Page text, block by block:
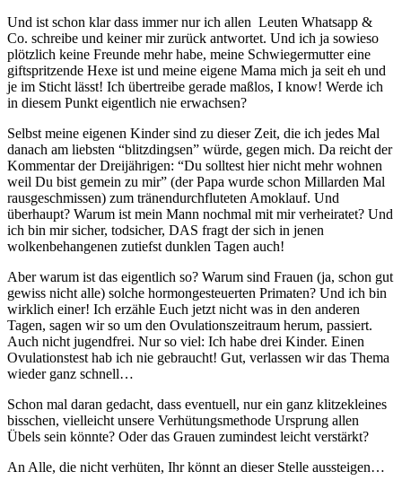
Und ist schon klar dass immer nur ich allen Leuten Whatsapp &
Co. schreibe und keiner mir zurück antwortet. Und ich ja sowieso
plötzlich keine Freunde mehr habe, meine Schwiegermutter eine
giftspritzende Hexe ist und meine eigene Mama mich ja seit eh und
je im Sticht lässt! Ich übertreibe gerade maßlos, I know! Werde ich
in diesem Punkt eigentlich nie erwachsen?
Selbst meine eigenen Kinder sind zu dieser Zeit, die ich jedes Mal
danach am liebsten “blitzdingsen” würde, gegen mich. Da reicht der
Kommentar der Dreijährigen: “Du solltest hier nicht mehr wohnen
weil Du bist gemein zu mir” (der Papa wurde schon Millarden Mal
rausgeschmissen) zum tränendurchfluteten Amoklauf. Und
überhaupt? Warum ist mein Mann nochmal mit mir verheiratet? Und
ich bin mir sicher, todsicher, DAS fragt der sich in jenen
wolkenbehangenen zutiefst dunklen Tagen auch!
Aber warum ist das eigentlich so? Warum sind Frauen (ja, schon gut
gewiss nicht alle) solche hormongesteuerten Primaten? Und ich bin
wirklich einer! Ich erzähle Euch jetzt nicht was in den anderen
Tagen, sagen wir so um den Ovulationszeitraum herum, passiert.
Auch nicht jugendfrei. Nur so viel: Ich habe drei Kinder. Einen
Ovulationstest hab ich nie gebraucht! Gut, verlassen wir das Thema
wieder ganz schnell…
Schon mal daran gedacht, dass eventuell, nur ein ganz klitzekleines
bisschen, vielleicht unsere Verhütungsmethode Ursprung allen
Übels sein könnte? Oder das Grauen zumindest leicht verstärkt?
An Alle, die nicht verhüten, Ihr könnt an dieser Stelle aussteigen…